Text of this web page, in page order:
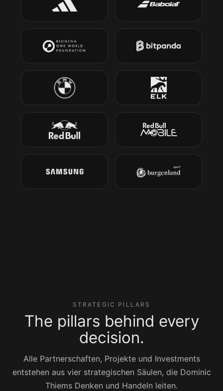
STRATEGIC PILLARS
The pillars behind every
decision.
Alle Partnerschaften, Projekte und Investments
entstehen aus vier strategischen Säulen, die Dominic
Thiems Denken und Handeln leiten.